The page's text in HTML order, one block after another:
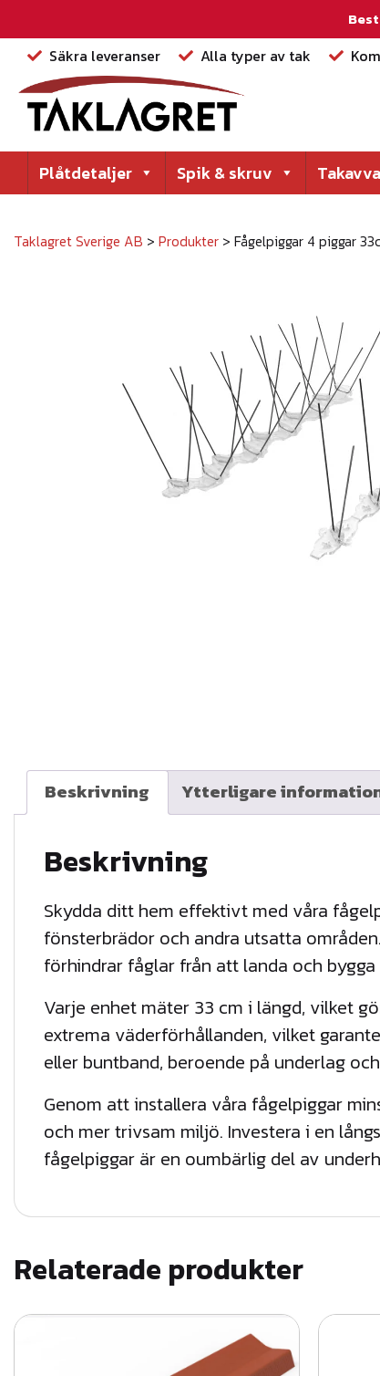
Säkra leveranser Alla typer av tak
Plåtdetaljer Spik & skruv
Taklagret Sverige AB > Produkter > Fågelpiggar 4 piggar
Beskrivning Ytterligare
Beskrivning
Skydda ditt hem effektivt med våra
fönsterbrädor och andra utsatta
förhindrar fåglar från att landa och
Varje enhet mäter 33 cm i längd, vilket
extrema väderförhållanden, vilket
eller buntband, beroende på underlag
Genom att installera våra fågelpiggar
och mer trivsam miljö. Investera i en
fågelpiggar är en oumbärlig del av
Relaterade produkter